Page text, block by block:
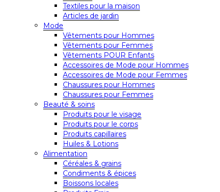
Textiles pour la maison
Articles de jardin
Mode
Vêtements pour Hommes
Vêtements pour Femmes
Vêtements POUR Enfants
Accessoires de Mode pour Hommes
Accessoires de Mode pour Femmes
Chaussures pour Hommes
Chaussures pour Femmes
Beauté & soins
Produits pour le visage
Produits pour le corps
Produits capillaires
Huiles & Lotions
Alimentation
Céréales & grains
Condiments & épices
Boissons locales